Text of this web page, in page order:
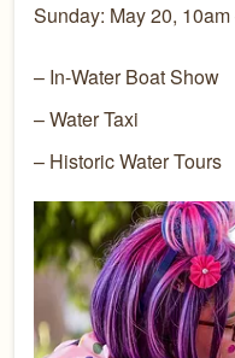
Sunday: May 20,
– In-Water Boat Show
– Water Taxi
– Historic Water Tours